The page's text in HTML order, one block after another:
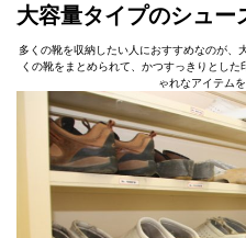
大容量タイプのシュー
多くの靴を収納したい人におすすめなのが、
くの靴をまとめられて、かつすっきりとし
ゃれなアイテム